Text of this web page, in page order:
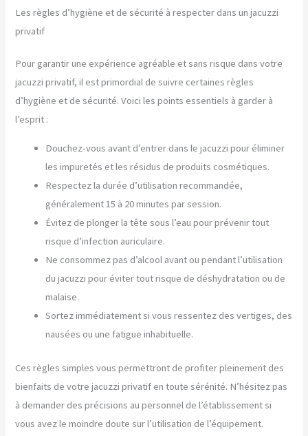
Les règles d’hygiène et de sécurité à respecter dans un jacuzzi
privatif
Pour garantir une expérience agréable et sans risque dans votre
jacuzzi privatif, il est primordial de suivre certaines règles
d’hygiène et de sécurité. Voici les points essentiels à garder à
l’esprit :
Douchez-vous avant d’entrer dans le jacuzzi pour éliminer
les impuretés et les résidus de produits cosmétiques.
Respectez la durée d’utilisation recommandée,
généralement 15 à 20 minutes par session.
Évitez de plonger la tête sous l’eau pour prévenir tout
risque d’infection auriculaire.
Ne consommez pas d’alcool avant ou pendant l’utilisation
du jacuzzi pour éviter tout risque de déshydratation ou de
malaise.
Sortez immédiatement si vous ressentez des vertiges, des
nausées ou une fatigue inhabituelle.
Ces règles simples vous permettront de profiter pleinement des
bienfaits de votre jacuzzi privatif en toute sérénité. N’hésitez pas
à demander des précisions au personnel de l’établissement si
vous avez le moindre doute sur l’utilisation de l’équipement.